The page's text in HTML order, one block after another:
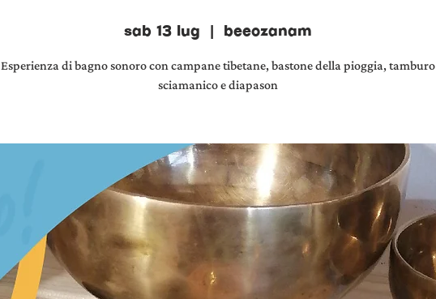
sab 13 lug beeozanam
Esperienza di bagno sonoro con campane tibetane, bastone della pioggia, tamburo
sciamanico e diapason